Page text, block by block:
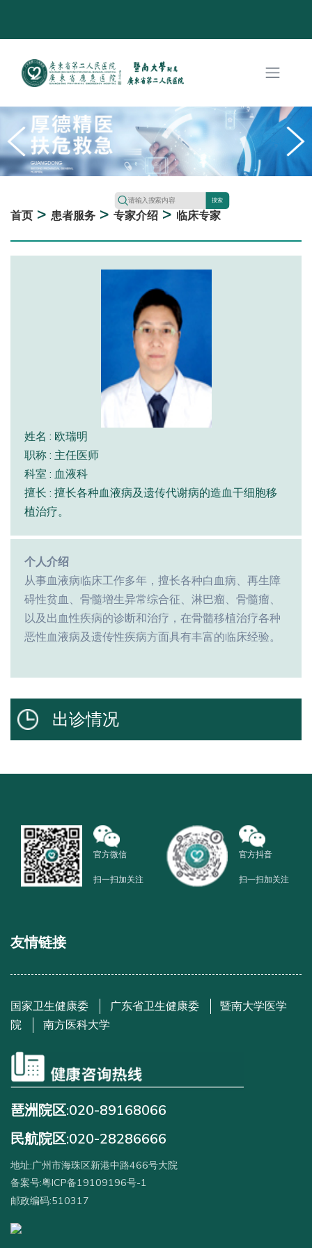
搜索
首页 > 患者服务 > 专家介绍 >临床专家
姓名 : 欧瑞明
职称 : 主任医师
科室 : 血液科
擅长 : 擅长各种血液病及遗传代谢病的造血干细胞移
植治疗。
个人介绍
从事血液病临床工作多年，擅长各种白血病、再生障
碍性贫血、骨髓增生异常综合征、淋巴瘤、骨髓瘤、
以及出血性疾病的诊断和治疗，在骨髓移植治疗各种
恶性血液病及遗传性疾病方面具有丰富的临床经验。
出诊情况
官方微信
扫一扫加关注
官方抖音
扫一扫加关注
友情链接
国家卫生健康委 广东省卫生健康委
暨南大学医学
院
南方医科大学
琶洲院区:020-89168066
民航院区:020-28286666
地址:广州市海珠区新港中路466号大院
备案号:粤ICP备19109196号-1
邮政编码:510317